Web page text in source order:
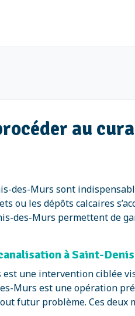
au
des-Murs sont
ou les dépôts calcaires
des-Murs permettent de
à Saint-
une intervention ciblée
Murs est une opération
futur problème. Ces